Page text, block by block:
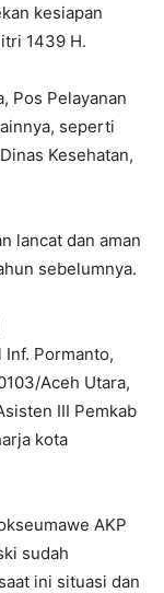
kesiapan
1439 H.
Pos Pelayanan
seperti
Kesehatan,
lancat dan aman
sebelumnya.
Inf. Pormanto,
Aceh Utara,
III Pemkab
kota
AKP
sudah
ini situasi dan